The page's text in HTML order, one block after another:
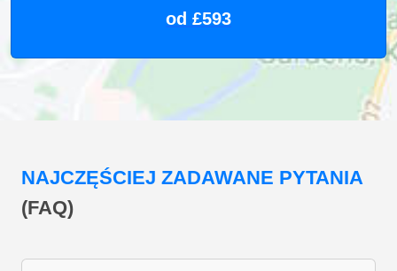
od £593
NAJCZĘŚCIEJ ZADAWANE PYTANIA
(FAQ)